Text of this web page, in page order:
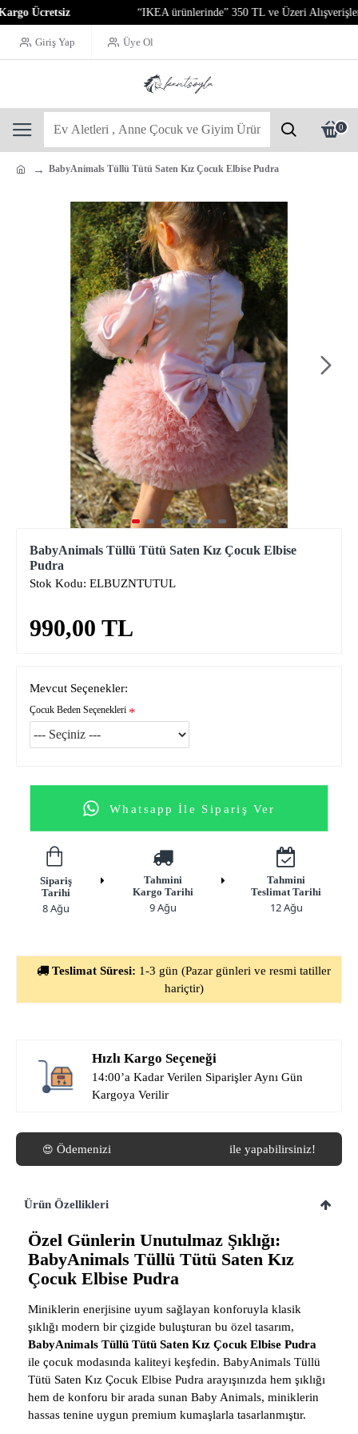
“IKEA ürünlerinde” 350 TL ve Üzeri
Giriş Yap Üye Ol
0
BabyAnimals Tüllü Tütü Saten Kız Çocuk Elbise Pudra
BabyAnimals Tüllü Tütü Saten Kız Çocuk Elbise
Pudra
Stok Kodu: ELBUZNTUTUL
990,00 TL
Mevcut Seçenekler:
Çocuk Beden Seçenekleri
Whatsapp İle Sipariş Ver
Sipariş
Tarihi
8 Ağu
Tahmini
Kargo Tarihi
9 Ağu
Tahmini
Teslimat Tarihi
12 Ağu
Teslimat Süresi: 1-3 gün (Pazar günleri ve resmi tatiller
hariçtir)
Hızlı Kargo Seçeneği
14:00’a Kadar Verilen Siparişler Aynı Gün
Kargoya Verilir
😍Ödemenizi ile yapabilirsiniz!
Ürün Özellikleri
Özel Günlerin Unutulmaz Şıklığı:
BabyAnimals Tüllü Tütü Saten Kız
Çocuk Elbise Pudra
Miniklerin enerjisine uyum sağlayan konforuyla klasik
şıklığı modern bir çizgide buluşturan bu özel tasarım,
BabyAnimals Tüllü Tütü Saten Kız Çocuk Elbise Pudra
ile çocuk modasında kaliteyi keşfedin. BabyAnimals Tüllü
Tütü Saten Kız Çocuk Elbise Pudra arayışınızda hem şıklığı
hem de konforu bir arada sunan Baby Animals, miniklerin
hassas tenine uygun premium kumaşlarla tasarlanmıştır.